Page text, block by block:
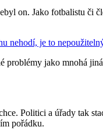
on. Jako fotbalistu či
nehodí, je to
problémy jako mnohá
Politici a úřady tak
pořádku.